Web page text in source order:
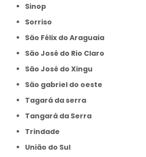
Sinop
Sorriso
São Félix do Araguaia
São José do Rio Claro
São José do Xingu
São gabriel do oeste
Tagará da serra
Tangará da Serra
Trindade
União do Sul